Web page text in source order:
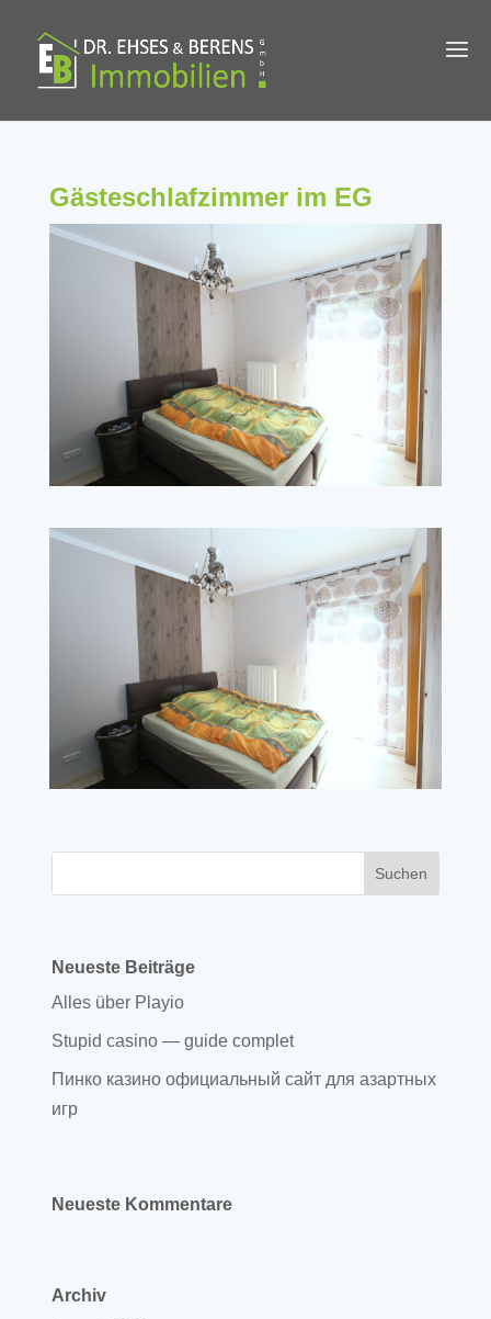
Gästeschlafzimmer im EG
Neueste Beiträge
Alles über Playio
Stupid casino — guide complet
Пинко казино официальный сайт для азартных
игр
Neueste Kommentare
Archiv